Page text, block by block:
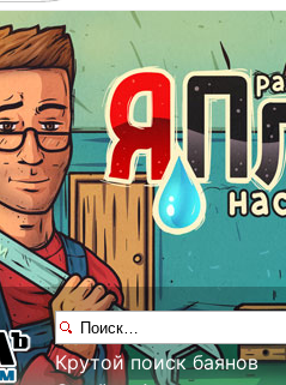
Крутой поиск баянов